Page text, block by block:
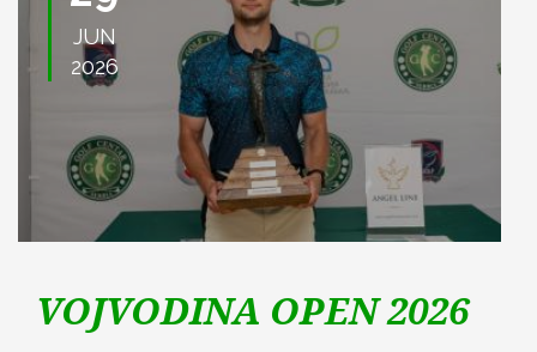
JUN
2026
VOJVODINA OPEN 2026